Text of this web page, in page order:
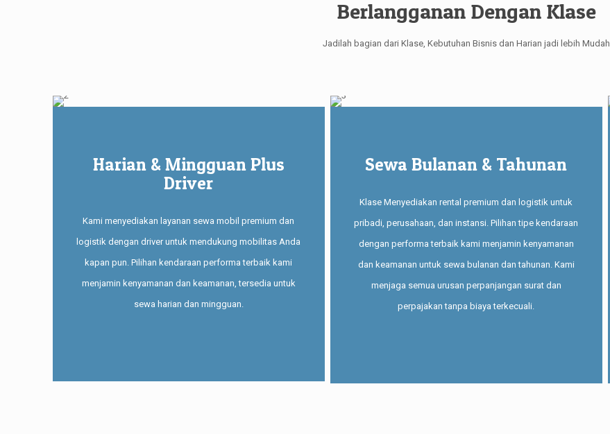
Berlangganan Dengan Klase
Jadilah bagian dari Klase, Kebutuhan Bisnis dan Harian jadi lebih Mudah
Harian & Mingguan Plus
Driver
Kami menyediakan layanan sewa mobil premium dan
logistik dengan driver untuk mendukung mobilitas Anda
kapan pun. Pilihan kendaraan performa terbaik kami
menjamin kenyamanan dan keamanan, tersedia untuk
sewa harian dan mingguan.
Sewa Bulanan & Tahunan
Klase Menyediakan rental premium dan logistik untuk
pribadi, perusahaan, dan instansi. Pilihan tipe kendaraan
dengan performa terbaik kami menjamin kenyamanan
dan keamanan untuk sewa bulanan dan tahunan. Kami
menjaga semua urusan perpanjangan surat dan
perpajakan tanpa biaya terkecuali.